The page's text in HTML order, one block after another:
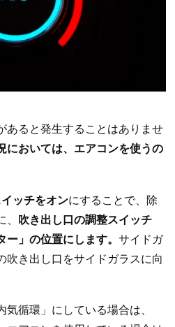
あると発生することはありませ
においては、エアコンを使うの
ッチをオンにすることで、除
吹き出し口の調整スイッチ
ー」の位置にします。 サイドガ
吹き出し口をサイドガラスに向
循環」にしている場合は、